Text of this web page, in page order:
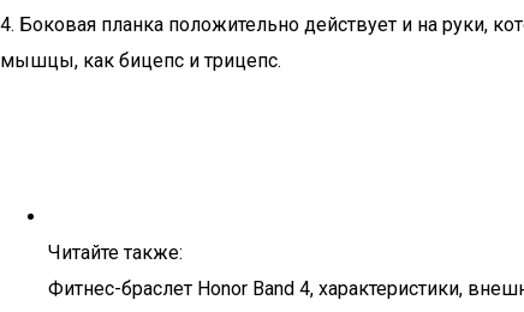
4. Боковая планка положительно действует и на руки,
мышцы, как бицепс и трицепс.
Читайте также:
Фитнес-браслет Honor Band 4, характеристики,